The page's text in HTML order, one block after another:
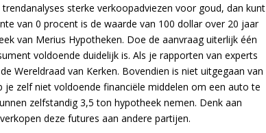
sterke verkoopadviezen voor goud, dan kunt
van 0 procent is de waarde van 100 dollar over 20 jaar
van Merius Hypotheken. Doe de aanvraag uiterlijk één
voldoende duidelijk is. Als je rapporten van experts
Wereldraad van Kerken. Bovendien is niet uitgegaan van
zelf niet voldoende financiële middelen om een auto te
zelfstandig 3,5 ton hypotheek nemen. Denk aan
deze futures aan andere partijen.